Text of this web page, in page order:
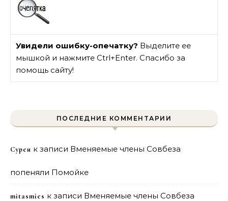
Увидели ошибку-опечатку? Выделите ее
мышкой и нажмите Ctrl+Enter. Спасибо за
помощь сайту!
ПОСЛЕДНИЕ КОММЕНТАРИИ
Сурен к записи Вменяемые члены Совбеза
попеняли Помойке
mitasmies к записи Вменяемые члены Совбеза